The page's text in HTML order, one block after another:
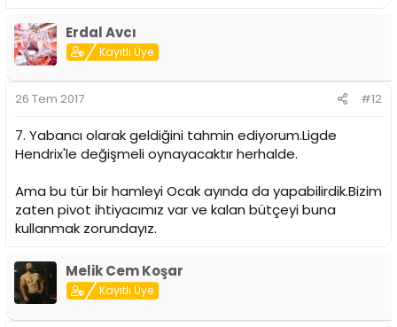
Erdal Avcı
Kayıtlı Üye
26 Tem 2017 #12
7. Yabancı olarak geldiğini tahmin ediyorum.Ligde
Hendrix'le değişmeli oynayacaktır herhalde.
Ama bu tür bir hamleyi Ocak ayında da yapabilirdik.Bizim
zaten pivot ihtiyacımız var ve kalan bütçeyi buna
kullanmak zorundayız.
Melik Cem Koşar
Kayıtlı Üye